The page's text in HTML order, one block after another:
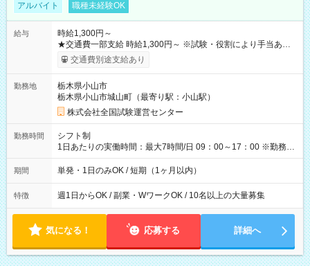
アルバイト 職種未経験OK
給与
時給1,300円～
★交通費一部支給 時給1,300円～ ※試験・役割により手当あり
※勤務回数により昇給あり 【即給（前払い）オプションあ
り！】 希望される場合、勤務から1週間ほどで給与の一部を受け
例】 ・河合塾模擬試験 8:30～17:30（休憩1時間） 時給1,300円
×8時間＝日収10,400円＋交通費 ※当日の役割により時給＋100
円の場合あり ・国家試験 7:00～13:30（休憩なし） 時給1,300
円（役割手当＋100円）×6時間＝日収8,400円＋交通費 【試用期
間】試用期間なし
交通費別途支給あり
勤務地
栃木県小山市
栃木県小山市城山町（最寄り駅：小山駅）
株式会社全国試験運営センター
勤務時間
シフト制
1日あたりの実働時間：最大7時間/日 09：00～17：00 ※勤務時
間は 試験により異なります。
期間 単発・1日のみOK / 短期（1ヶ月以内）
特徴 週1日からOK / 副業・WワークOK / 10名以上の大量募集
気になる！ 応募する 詳細へ